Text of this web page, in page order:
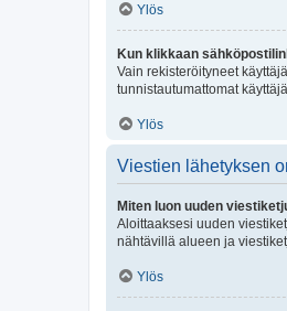
Ylös
Kun klikkaan
Vain rekisteröityneet
tunnistautumattomat
Ylös
Viestien lähetyksen
Miten luon uuden
Aloittaaksesi uuden
nähtävillä alueen ja
Ylös